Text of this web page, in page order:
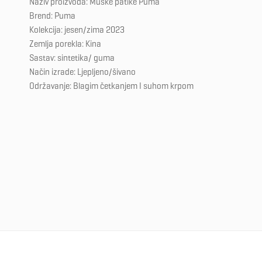
Brend: Puma
Kolekcija: jesen/zima 2023
Zemlja porekla: Kina
Sastav: sintetika/ guma
Način izrade: Ljepljeno/šivano
Održavanje: Blagim četkanjem I suhom krpom